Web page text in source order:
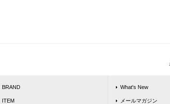
BRAND
ITEM
What's New
メールマガジン